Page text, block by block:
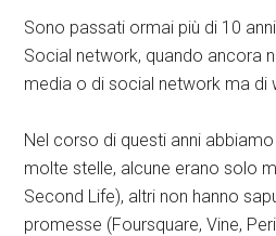
Sono passati ormai più di 10
Social network, quando ancora
media o di social network ma di
Nel corso di questi anni
molte stelle, alcune erano solo
Second Life), altri non hanno
promesse (Foursquare, Vine,